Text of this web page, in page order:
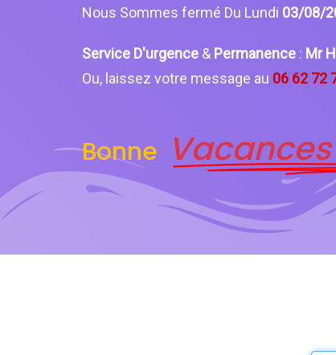
Nous Sommes fermé Du Lundi 03/08/
Service D'urgence & Permanence : Mr
Ou, laissez votre message au 06 62 72
Bonne